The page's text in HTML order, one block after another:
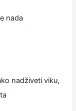
nada
nadživeti viku,